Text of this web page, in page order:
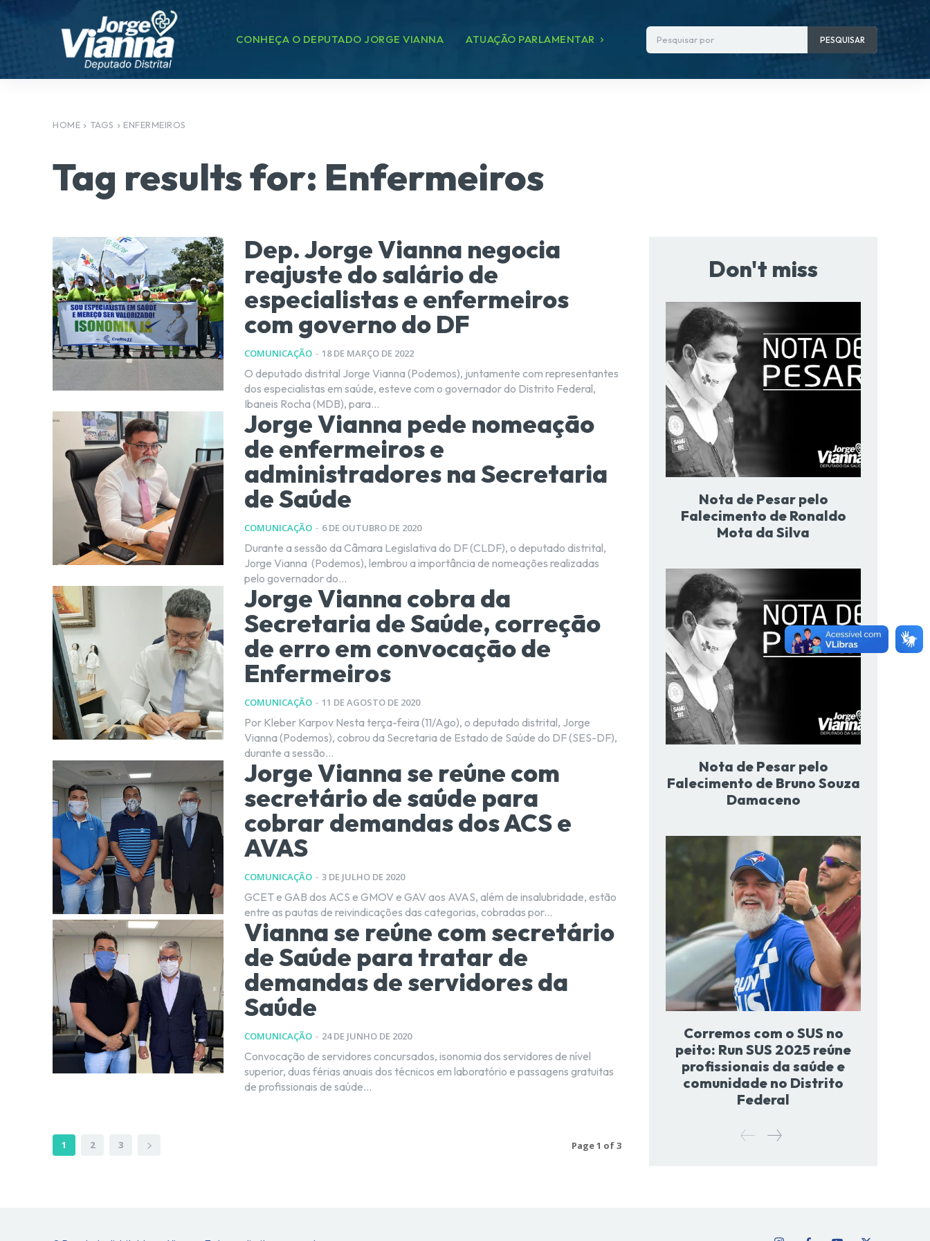
CONHEÇA O DEPUTADO JORGE VIANNA ATUAÇÃO PARLAMENTAR Pesquisar por PESQUISAR
HOME TAGS ENFERMEIROS
Tag results for: Enfermeiros
Dep. Jorge Vianna negocia
reajuste do salário de
especialistas e enfermeiros
com governo do DF
COMUNICAÇÃO - 18 DE MARÇO DE 2022
O deputado distrital Jorge Vianna (Podemos), juntamente com representantes
dos especialistas em saúde, esteve com o governador do Distrito Federal,
Ibaneis Rocha (MDB), para...
Jorge Vianna pede nomeação
de enfermeiros e
administradores na Secretaria
de Saúde
COMUNICAÇÃO - 6 DE OUTUBRO DE 2020
Durante a sessão da Câmara Legislativa do DF (CLDF), o deputado distrital,
Jorge Vianna (Podemos), lembrou a importância de nomeações realizadas
pelo governador do...
Jorge Vianna cobra da
Secretaria de Saúde, correção
de erro em convocação de
Enfermeiros
COMUNICAÇÃO - 11 DE AGOSTO DE 2020
Por Kleber Karpov Nesta terça-feira (11/Ago), o deputado distrital, Jorge
Vianna (Podemos), cobrou da Secretaria de Estado de Saúde do DF (SES-DF),
durante a sessão...
Jorge Vianna se reúne com
secretário de saúde para
cobrar demandas dos ACS e
AVAS
COMUNICAÇÃO - 3 DE JULHO DE 2020
GCET e GAB dos ACS e GMOV e GAV aos AVAS, além de insalubridade, estão
entre as pautas de reivindicações das categorias, cobradas por...
Vianna se reúne com secretário
de Saúde para tratar de
demandas de servidores da
Saúde
COMUNICAÇÃO - 24 DE JUNHO DE 2020
Convocação de servidores concursados, isonomia dos servidores de nível
superior, duas férias anuais dos técnicos em laboratório e passagens gratuitas
de profissionais de saúde...
1 2 3 Page 1 of 3
Don't miss
Nota de Pesar pelo
Falecimento de Ronaldo
Mota da Silva
Nota de Pesar pelo
Falecimento de Bruno Souza
Damaceno
Corremos com o SUS no
peito: Run SUS 2025 reúne
profissionais da saúde e
comunidade no Distrito
Federal